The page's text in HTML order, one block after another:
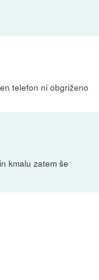
telefon ni obgriženo
kmalu zatem še